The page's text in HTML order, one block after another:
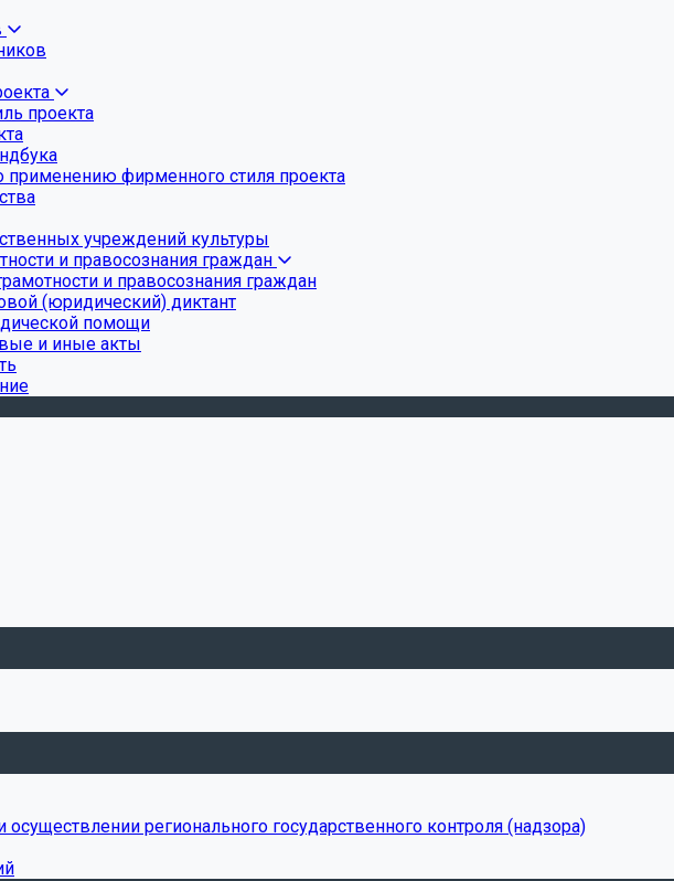
проекта
применению фирменного стиля проекта
учреждений культуры
и правосознания граждан
и правосознания граждан
(юридический) диктант
помощи
и иные акты
осуществлении регионального государственного контроля (надзора)